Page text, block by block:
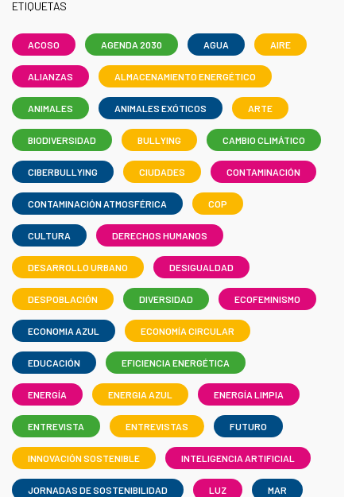
ETIQUETAS
ACOSO AGENDA 2030 AGUA AIRE
ALIANZAS ALMACENAMIENTO ENERGÉTICO
ANIMALES ANIMALES EXÓTICOS ARTE
BIODIVERSIDAD BULLYING CAMBIO CLIMÁTICO
CIBERBULLYING CIUDADES CONTAMINACIÓN
CONTAMINACIÓN ATMOSFÉRICA COP
CULTURA DERECHOS HUMANOS
DESARROLLO URBANO DESIGUALDAD
DESPOBLACIÓN DIVERSIDAD ECOFEMINISMO
ECONOMIA AZUL ECONOMÍA CIRCULAR
EDUCACIÓN EFICIENCIA ENERGÉTICA
ENERGÍA ENERGIA AZUL ENERGÍA LIMPIA
ENTREVISTA ENTREVISTAS FUTURO
INNOVACIÓN SOSTENIBLE INTELIGENCIA ARTIFICIAL
JORNADAS DE SOSTENIBILIDAD LUZ MAR